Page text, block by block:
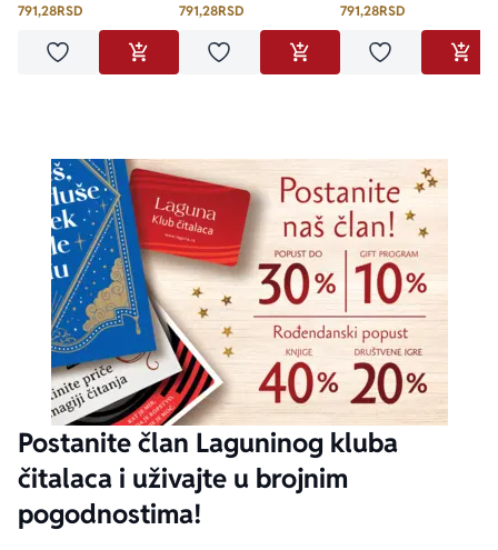
791,28RSD
Dodaj u omiljeneDODAJ U KORPU
791,28RSD
Dodaj u omiljeneDODAJ U KORPU
791,28RSD
Dodaj u
Postanite član Laguninog kluba
čitalaca i uživajte u brojnim
pogodnostima!